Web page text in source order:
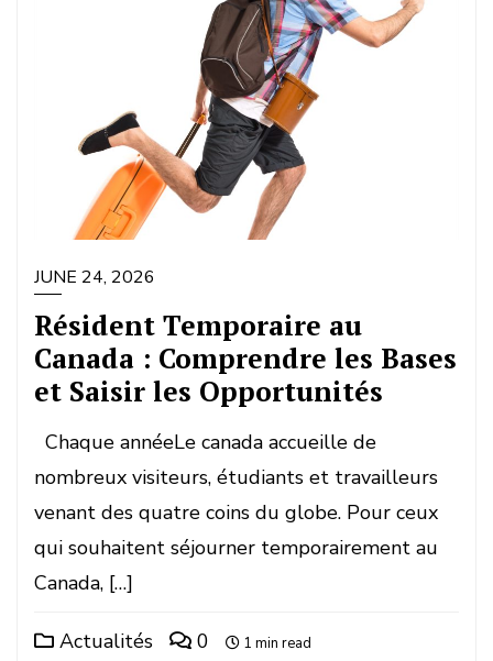
JUNE 24, 2026
Résident Temporaire au
Canada : Comprendre les Bases
et Saisir les Opportunités
Chaque annéeLe canada accueille de
nombreux visiteurs, étudiants et travailleurs
venant des quatre coins du globe. Pour ceux
qui souhaitent séjourner temporairement au
Canada, […]
Actualités 0 1 min read